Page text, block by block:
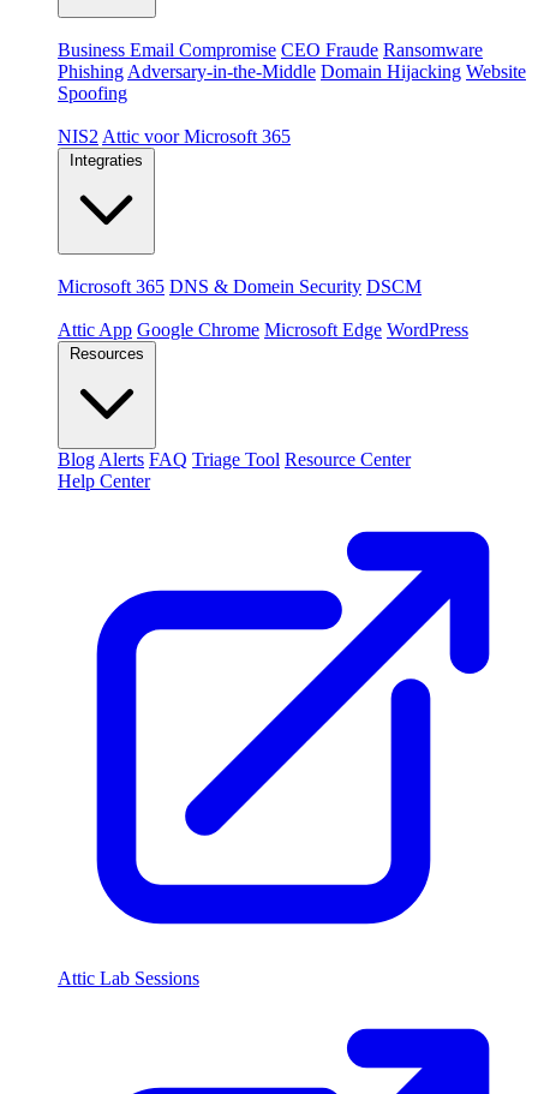
Business Email Compromise CEO Fraude Ransomware
Phishing Adversary-in-the-Middle Domain Hijacking Website
Spoofing
NIS2 Attic voor Microsoft 365
Microsoft 365 DNS & Domein Security DSCM
Attic App Google Chrome Microsoft Edge WordPress
Blog Alerts FAQ Triage Tool Resource Center
Help Center
Attic Lab Sessions